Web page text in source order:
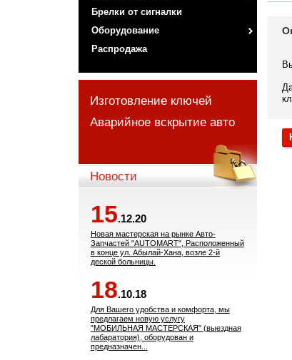
Брелки от сигналки
Оборудование
Распродажа
Изготовление ключей
Аварийное вскрытие авто
Новости
15.12.20
Новая мастерская на рынке Авто-
Запчастей "AUTOMART", Расположенный
в конце ул. Абылай-Хана, возле 2-й
деской больницы.
18.10.18
Для Вашего удобства и комфорта, мы
предлагаем новую услугу
"МОБИЛЬНАЯ МАСТЕРСКАЯ" (выездная
лабаратория), оборудован и
предназначен...